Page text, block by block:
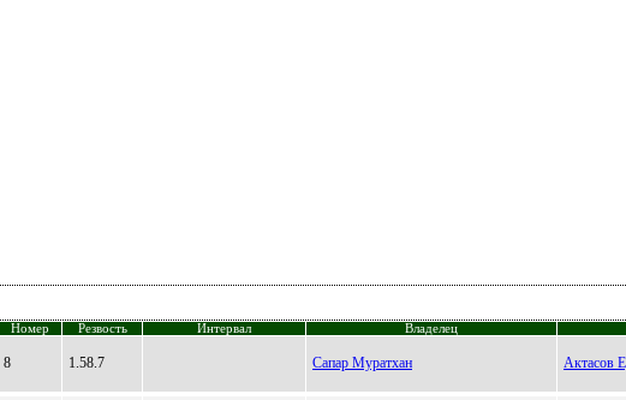
Номер Резвость Интервал Владелец
8 1.58.7 Сапар Муратхан Актасов